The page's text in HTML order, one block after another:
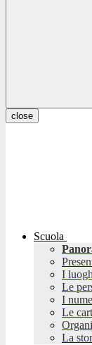
close
Scuola
I
Le
I
Le
La